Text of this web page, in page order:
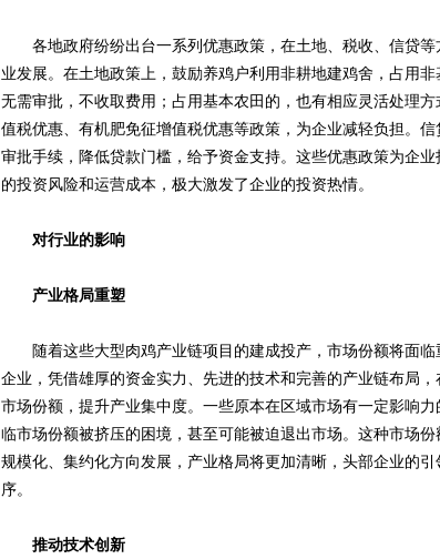
各地政府纷纷出台一系列优惠政策，在土地、税收、信贷等
业发展。在土地政策上，鼓励养鸡户利用非耕地建鸡舍，占用
无需审批，不收取费用；占用基本农田的，也有相应灵活处理
值税优惠、有机肥免征增值税优惠等政策，为企业减轻负担。
审批手续，降低贷款门槛，给予资金支持。这些优惠政策为企
的投资风险和运营成本，极大激发了企业的投资热情。
对行业的影响
产业格局重塑
随着这些大型肉鸡产业链项目的建成投产，市场份额将面临
企业，凭借雄厚的资金实力、先进的技术和完善的产业链布局
市场份额，提升产业集中度。一些原本在区域市场有一定影响
临市场份额被挤压的困境，甚至可能被迫退出市场。这种市场
规模化、集约化方向发展，产业格局将更加清晰，头部企业的
序。
推动技术创新